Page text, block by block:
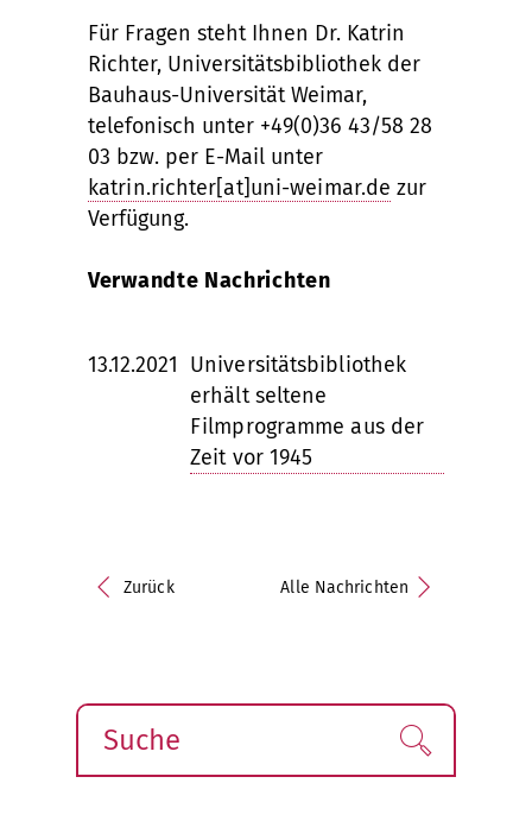
Für Fragen steht Ihnen Dr. Katrin
Richter, Universitätsbibliothek der
Bauhaus-Universität Weimar,
telefonisch unter +49(0)36 43/58 28
03 bzw. per E-Mail unter
katrin.richter[at]uni-weimar.de zur
Verfügung.
Verwandte Nachrichten
13.12.2021 Universitätsbibliothek
erhält seltene
Filmprogramme aus der
Zeit vor 1945
Zurück Alle Nachrichten
Suche Finden!